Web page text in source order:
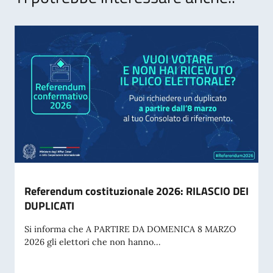
Referendum costituzionale 2026: RILASCIO DEI
DUPLICATI
Si informa che A PARTIRE DA DOMENICA 8 MARZO
2026 gli elettori che non hanno...